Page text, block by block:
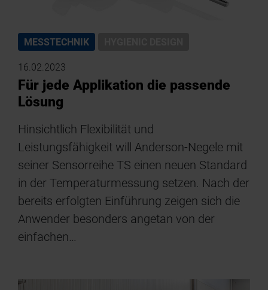
MESSTECHNIK
16.02.2023
Für jede Applikation die passende
Lösung
Hinsichtlich Flexibilität und
Leistungsfähigkeit will Anderson-Negele mit
seiner Sensorreihe TS einen neuen Standard
in der Temperaturmessung setzen. Nach der
bereits erfolgten Einführung zeigen sich die
Anwender besonders angetan von der
einfachen…